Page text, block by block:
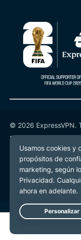
© 2026 ExpressVPN.
Política de Privacidad
Términos de Servicio
Preferencias de cookies